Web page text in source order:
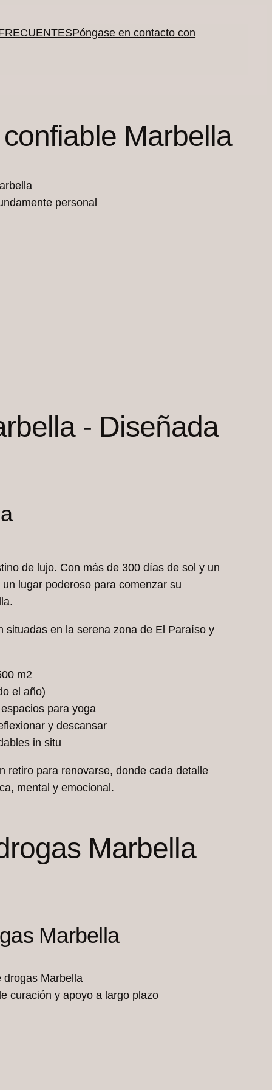
Póngase en contacto con
Marbella
personal
- Diseñada
de lujo. Con más de 300 días de sol y un
lugar poderoso para comenzar su
situadas en la serena zona de El Paraíso y
m2
el año)
para yoga
y descansar
in situ
retiro para renovarse, donde cada detalle
mental y emocional.
Marbella
Marbella
curación y apoyo a largo plazo